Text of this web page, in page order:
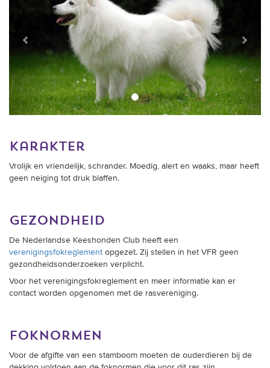
karakter
Vrolijk en vriendelijk, schrander. Moedig, alert en waaks, maar heeft
geen neiging tot druk blaffen.
gezondheid
De Nederlandse Keeshonden Club heeft een
verenigingsfokreglement opgezet. Zij stellen in het VFR geen
gezondheidsonderzoeken verplicht.
Voor het verenigingsfokreglement en meer informatie kan er
contact worden opgenomen met de rasvereniging.
foknormen
Voor de afgifte van een stamboom moeten de ouderdieren bij de